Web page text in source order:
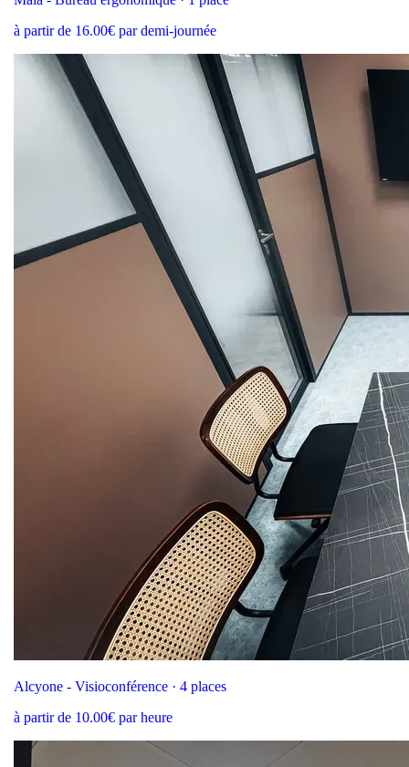
à partir de 16.00€ par demi-journée
Alcyone - Visioconférence · 4 places
à partir de 10.00€ par heure